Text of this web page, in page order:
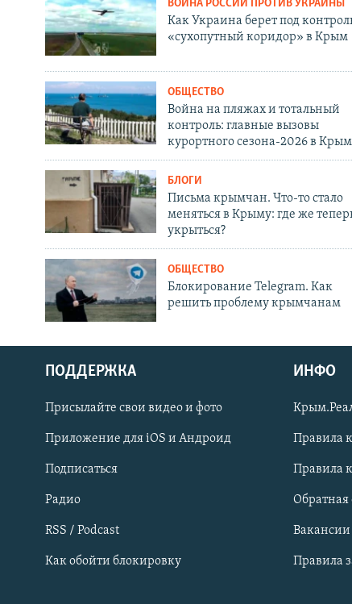
Українською
Qırımtatar
ПРИСОЕДИНЯЙТЕСЬ!
ВОЙНА РОССИИ ПРОТИВ УКРАИНЫ
Как Украина берет под
«сухопутный коридор» в Крым
ОБЩЕСТВО
Война на пляжах и тотальный
контроль: главные вызовы
курортного сезона-2026 в
БЛОГИ
Письма крымчан. Что-то стало
меняться в Крыму: где же
укрыться?
ОБЩЕСТВО
Блокирование Telegram. Как
решить проблему крымчанам
ПОДДЕРЖКА
Присылайте свои видео и фото
Приложение для iOS и Андроид
Подписаться
Радио
RSS / Podcast
Как обойти блокировку
ИНФО
Правила
Правила
Обратная
Вакансии
Правила